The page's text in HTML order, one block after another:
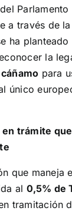
Parlamento
a través de
ha
la
para
único
en trámite
que maneja
al 0,5% de
tramitación